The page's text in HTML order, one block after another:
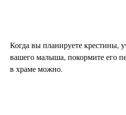
Когда вы планируете крестины,
вашего малыша, покормите его
в храме можно.